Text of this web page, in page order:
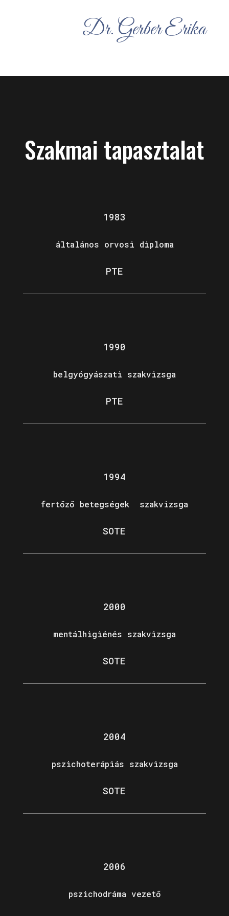
Dr. Gerber Erika
Szakmai tapasztalat
1983
általános orvosi diploma
PTE
1990
belgyógyászati szakvizsga
PTE
1994
fertőző betegségek szakvizsga
SOTE
2000
mentálhigiénés szakvizsga
SOTE
2004
pszichoterápiás szakvizsga
SOTE
2006
pszichodráma vezető